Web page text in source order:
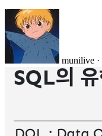
munilive ·